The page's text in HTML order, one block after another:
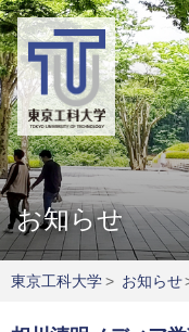
お知らせ
東京工科大学> お知らせ